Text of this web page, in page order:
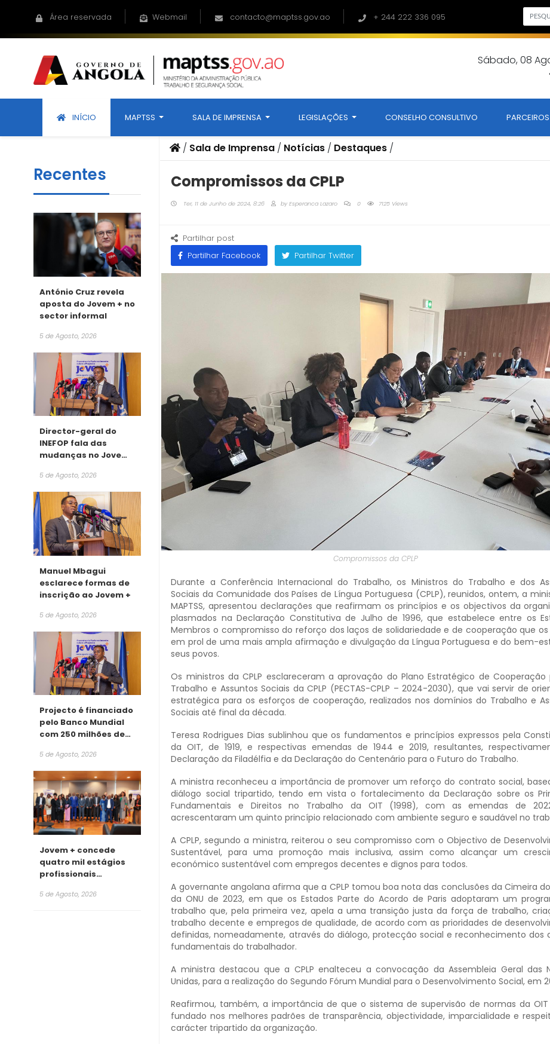
Área reservada Webmail contacto@maptss.gov.ao + 244 222 336 095
Sábado, 08
INÍCIO MAPTSS SALA DE IMPRENSA LEGISLAÇÕES CONSELHO CONSULTIVO
Recentes
António Cruz revela
aposta do Jovem + no
sector informal
5 de Agosto, 2026
Director-geral do
INEFOP fala das
mudanças no Jovem
5 de Agosto, 2026
Manuel Mbagui
esclarece formas de
inscrição ao Jovem +
5 de Agosto, 2026
Projecto é financiado
pelo Banco Mundial
com 250 milhões de
5 de Agosto, 2026
Jovem + concede
quatro mil estágios
profissionais
2026
5 de Agosto, 2026
/ Sala de Imprensa / Notícias / Destaques /
Compromissos da CPLP
Ter, 11 de Junho de 2024, 8:26 byEsperanca Lazaro 0 7125 Views
Partilhar post
Partilhar Facebook
Partilhar Twitter
Compromissos da CPLP
Durante a Conferência Internacional do Trabalho, os Ministros do Trabalho e dos
Sociais da Comunidade dos Países de Língua Portuguesa (CPLP), reunidos, ontem, a
MAPTSS, apresentou declarações que reafirmam os princípios e os objectivos da
plasmados na Declaração Constitutiva de Julho de 1996, que estabelece entre os
Membros o compromisso do reforço dos laços de solidariedade e de cooperação que
em prol de uma mais ampla afirmação e divulgação da Língua Portuguesa e do bem-
seus povos.
Os ministros da CPLP esclareceram a aprovação do Plano Estratégico de Cooperação
Trabalho e Assuntos Sociais da CPLP (PECTAS-CPLP – 2024-2030), que vai servir de
estratégica para os esforços de cooperação, realizados nos domínios do Trabalho e
Sociais até final da década.
Teresa Rodrigues Dias sublinhou que os fundamentos e princípios expressos pela
da OIT, de 1919, e respectivas emendas de 1944 e 2019, resultantes,
Declaração da Filadélfia e da Declaração do Centenário para o Futuro do Trabalho.
A ministra reconheceu a importância de promover um reforço do contrato social,
diálogo social tripartido, tendo em vista o fortalecimento da Declaração sobre os
Fundamentais e Direitos no Trabalho da OIT (1998), com as emendas de
acrescentaram um quinto princípio relacionado com ambiente seguro e saudável no
A CPLP, segundo a ministra, reiterou o seu compromisso com o Objectivo de
Sustentável, para uma promoção mais inclusiva, assim como alcançar um
económico sustentável com empregos decentes e dignos para todos.
A governante angolana afirma que a CPLP tomou boa nota das conclusões da Cimeira
da ONU de 2023, em que os Estados Parte do Acordo de Paris adoptaram um
trabalho que, pela primeira vez, apela a uma transição justa da força de trabalho,
trabalho decente e empregos de qualidade, de acordo com as prioridades de
definidas, nomeadamente, através do diálogo, protecção social e reconhecimento dos
fundamentais do trabalhador.
A ministra destacou que a CPLP enalteceu a convocação da Assembleia Geral das
Unidas, para a realização do Segundo Fórum Mundial para o Desenvolvimento Social, em
Reafirmou, também, a importância de que o sistema de supervisão de normas da
fundado nos melhores padrões de transparência, objectividade, imparcialidade e
carácter tripartido da organização.